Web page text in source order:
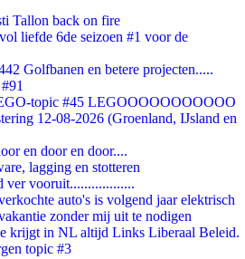
Tallon back on fire
liefde 6de seizoen #1 voor de
Golfbanen en betere projecten.....
topic #45 LEGOOOOOOOOOOO
12-08-2026 (Groenland, IJsland en
en door en door....
lagging en stotteren
ver vooruit..................
auto's is volgend jaar elektrisch
zonder mij uit te nodigen
krijgt in NL altijd Links Liberaal Beleid.
topic #3